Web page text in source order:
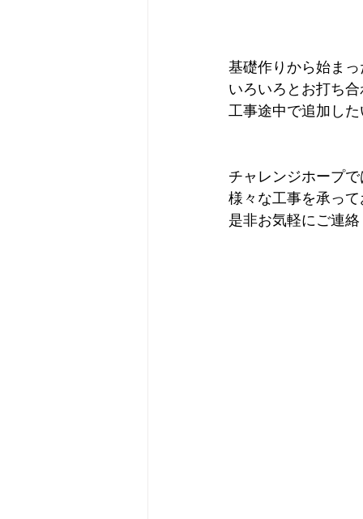
基礎作りから始ま
いろいろとお打ち
工事途中で追加し
チャレンジホープ
様々な工事を承っ
是非お気軽にご連